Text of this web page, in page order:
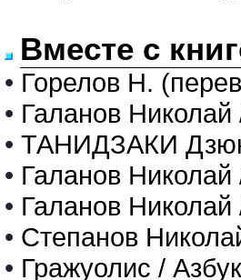
Вместе с
• Горелов Н.
• Галанов
• ТАНИДЗАКИ
• Галанов Николай
• Галанов Николай
• Степанов
• Гражуолис /